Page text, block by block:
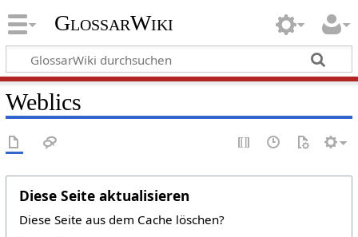
GlossarWiki
Weblics
Diese Seite aktualisieren
Diese Seite aus dem Cache löschen?